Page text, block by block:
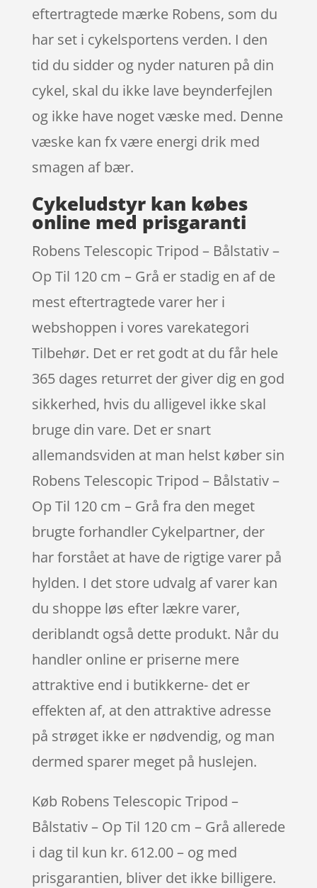
eftertragtede mærke Robens, som du
har set i cykelsportens verden. I den
tid du sidder og nyder naturen på din
cykel, skal du ikke lave beynderfejlen
og ikke have noget væske med. Denne
væske kan fx være energi drik med
smagen af bær.
Cykeludstyr kan købes
online med prisgaranti
Robens Telescopic Tripod – Bålstativ –
Op Til 120 cm – Grå er stadig en af de
mest eftertragtede varer her i
webshoppen i vores varekategori
Tilbehør. Det er ret godt at du får hele
365 dages returret der giver dig en god
sikkerhed, hvis du alligevel ikke skal
bruge din vare. Det er snart
allemandsviden at man helst køber sin
Robens Telescopic Tripod – Bålstativ –
Op Til 120 cm – Grå fra den meget
brugte forhandler Cykelpartner, der
har forstået at have de rigtige varer på
hylden. I det store udvalg af varer kan
du shoppe løs efter lækre varer,
deriblandt også dette produkt. Når du
handler online er priserne mere
attraktive end i butikkerne- det er
effekten af, at den attraktive adresse
på strøget ikke er nødvendig, og man
dermed sparer meget på huslejen.
Køb Robens Telescopic Tripod –
Bålstativ – Op Til 120 cm – Grå allerede
i dag til kun kr. 612.00 – og med
prisgarantien, bliver det ikke billigere.